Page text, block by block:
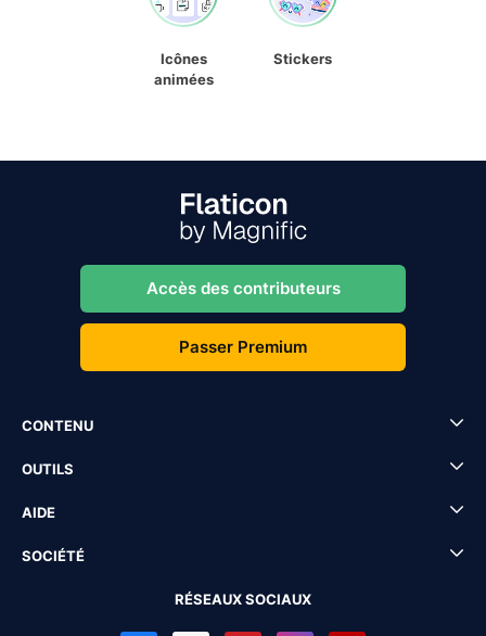
Icônes
animées
Stickers
Accès des contributeurs
Passer Premium
CONTENU
OUTILS
AIDE
SOCIÉTÉ
RÉSEAUX SOCIAUX